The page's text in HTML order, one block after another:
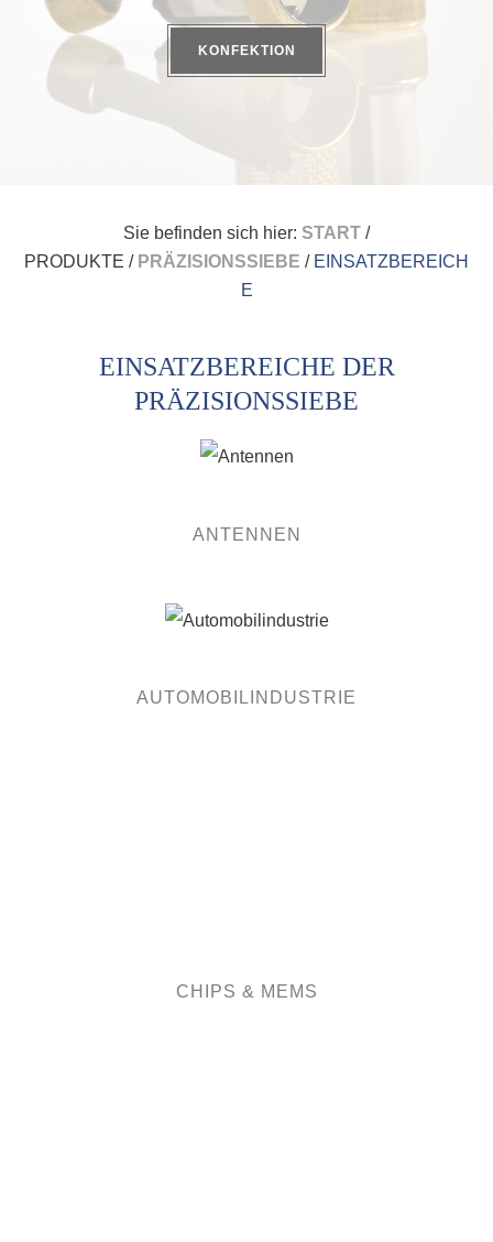
KONFEKTION
Sie befinden sich hier: START /
PRODUKTE / PRÄZISIONSSIEBE / EINSATZBEREICH
E
EINSATZBEREICHE DER
PRÄZISIONSSIEBE
ANTENNEN
AUTOMOBILINDUSTRIE